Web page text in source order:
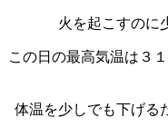
火を起こすのに
この日の最高気温は３
体温を少しでも下げる